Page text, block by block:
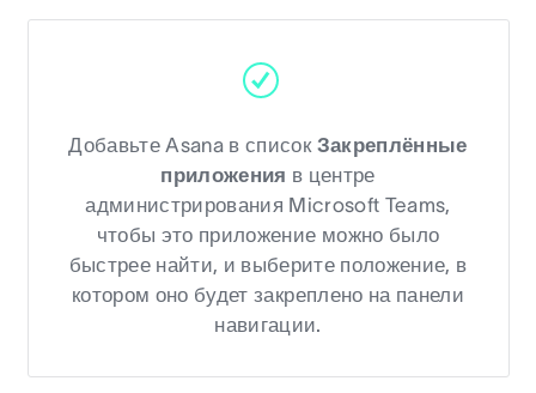
Добавьте Asana в список Закреплённые
приложения в центре
администрирования Microsoft Teams,
чтобы это приложение можно было
быстрее найти, и выберите положение, в
котором оно будет закреплено на панели
навигации.